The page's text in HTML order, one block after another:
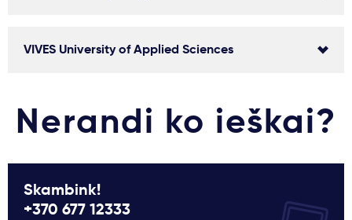
VIVES University of Applied Sciences
Nerandi ko ieškai?
Skambink!
+370 677 12333